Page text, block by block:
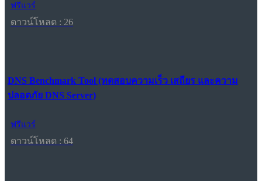
ฟรีแวร์
ดาวน์โหลด : 26
DNS Benchmark Tool (ทดสอบความเร็ว เสถียร และความ
ปลอดภัย DNS Server)
ฟรีแวร์
ดาวน์โหลด : 64